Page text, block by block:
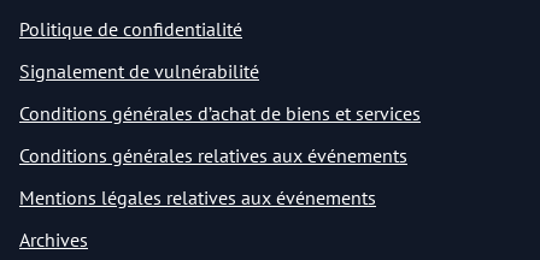
Politique de confidentialité
Signalement de vulnérabilité
Conditions générales d’achat de biens et services
Conditions générales relatives aux événements
Mentions légales relatives aux événements
Archives